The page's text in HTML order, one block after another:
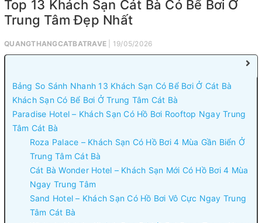
Top 13 Khách Sạn Cát Bà Có Bể Bơi Ở
Trung Tâm Đẹp Nhất
QUANGTHANGCATBATRAVE | 19/05/2026
Bảng So Sánh Nhanh 13 Khách Sạn Có Bể Bơi Ở Cát Bà
Khách Sạn Có Bể Bơi Ở Trung Tâm Cát Bà
Paradise Hotel – Khách Sạn Có Hồ Bơi Rooftop Ngay Trung
Tâm Cát Bà
Roza Palace – Khách Sạn Có Hồ Bơi 4 Mùa Gần Biển Ở
Trung Tâm Cát Bà
Cát Bà Wonder Hotel – Khách Sạn Mới Có Hồ Bơi 4 Mùa
Ngay Trung Tâm
Sand Hotel – Khách Sạn Có Hồ Bơi Vô Cực Ngay Trung
Tâm Cát Bà